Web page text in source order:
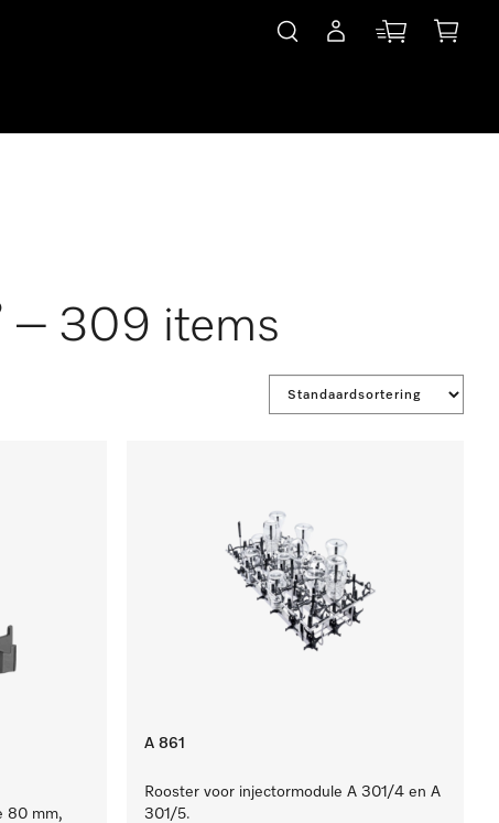
– 309 items
80 mm,
A 861
Rooster voor injectormodule A 301/4 en A
301/5.